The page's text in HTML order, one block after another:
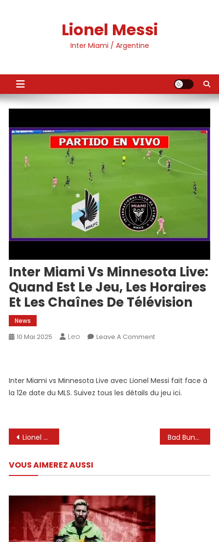
Lionel Messi
Inter Miami / Argentine
Inter Miami Vs Minnesota Live:
Quand Est Le Jeu, Les Horaires
Et Les Chaînes De Télévision
News
10 Mai 2025 Leo Leave A CommentOn
Minnesota
Live:
Le
Chaînes
De
Télévision
Inter Miami vs Minnesota Live avec Lionel Messi fait face à
la 12e date du MLS. Suivez tous les détails du jeu ici.
Navigation
l’article
Lionel Messi comme faux 9? Mascherano analyse un tour tactique pour l’Argentin – Publimetro Mexique Bad Bunny se confie sur sa rencontre avec Lionel Messi : une légende discrète – FootBoom
VOUS AIMEREZ AUSSI